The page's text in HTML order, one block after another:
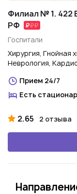
Филиал № 1. 422
РФ
Госпитали
Хирургия, Гнойная
Неврология,
Прием 24/7
Есть стационар
2.65 2 отзыва